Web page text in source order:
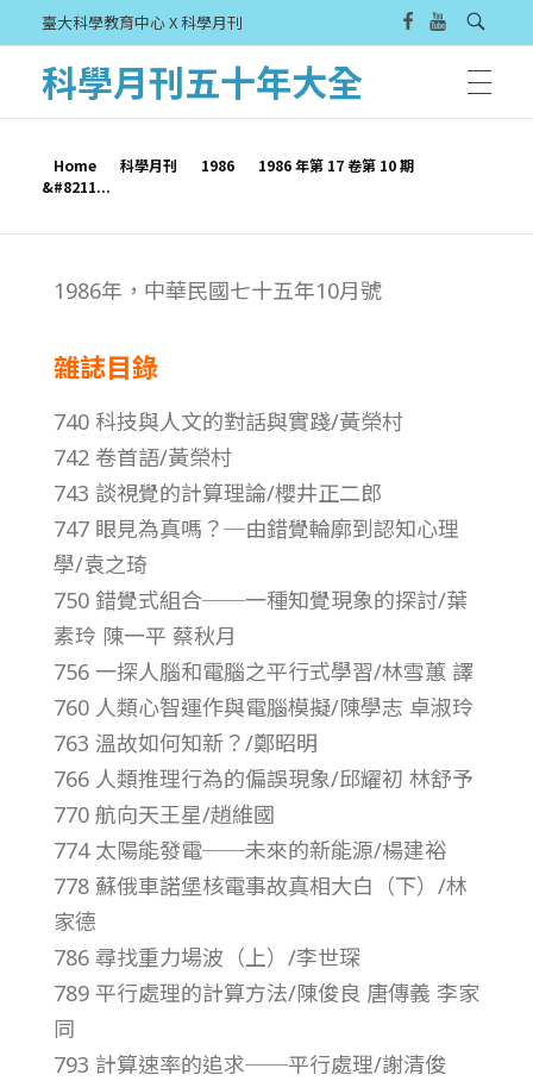
臺大科學教育中心 X 科學月刊
科學月刊五十年大全
Home 科學月刊 1986
1986 年第 17 卷第 10 期
&#8211...
1
8
6
年
第
1
7
卷
第
1
0
期
1986年，中華民國七十五年10月號
雜誌目錄
740 科技與人文的對話與實踐/黃榮村
742 卷首語/黃榮村
743 談視覺的計算理論/櫻井正二郎
747 眼見為真嗎？─由錯覺輪廓到認知心理
學/袁之琦
750 錯覺式組合──一種知覺現象的探討/葉
素玲 陳一平 蔡秋月
756 一探人腦和電腦之平行式學習/林雪蕙 譯
760 人類心智運作與電腦模擬/陳學志 卓淑玲
763 溫故如何知新？/鄭昭明
766 人類推理行為的偏誤現象/邱耀初 林舒予
770 航向天王星/趙維國
774 太陽能發電──未來的新能源/楊建裕
778 蘇俄車諾堡核電事故真相大白（下）/林
家德
786 尋找重力場波（上）/李世琛
789 平行處理的計算方法/陳俊良 唐傳義 李家
同
793 計算速率的追求──平行處理/謝清俊